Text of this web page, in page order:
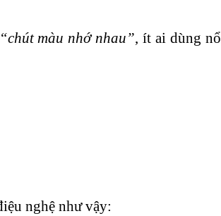
“chút màu nhớ nhau”, ít ai dùng
nghệ như vậy: